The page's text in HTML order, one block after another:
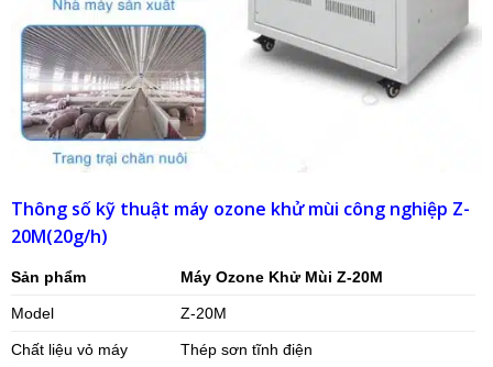
Thông số kỹ thuật máy ozone khử mùi công nghiệp Z-
20M(20g/h)
Sản phẩm Máy Ozone Khử Mùi Z-20M
Model Z-20M
Chất liệu vỏ máy Thép sơn tĩnh điện